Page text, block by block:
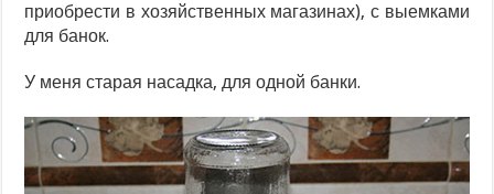
приобрести в хозяйственных магазинах), с выемками
для банок.
У меня старая насадка, для одной банки.